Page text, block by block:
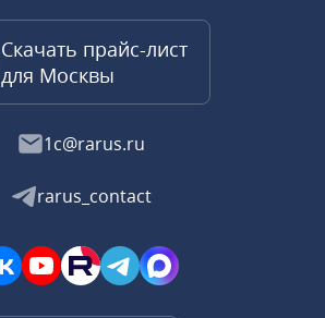
Скачать прайс-лист
для Москвы
1c@rarus.ru
rarus_contact